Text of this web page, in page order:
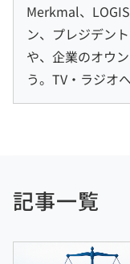
Merkmal、
ン、プレジデン
や、企業のオウ
う。TV・ラジオ
記事一覧